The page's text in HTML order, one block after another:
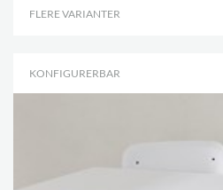
FLERE VARIANTER
KONFIGURERBAR